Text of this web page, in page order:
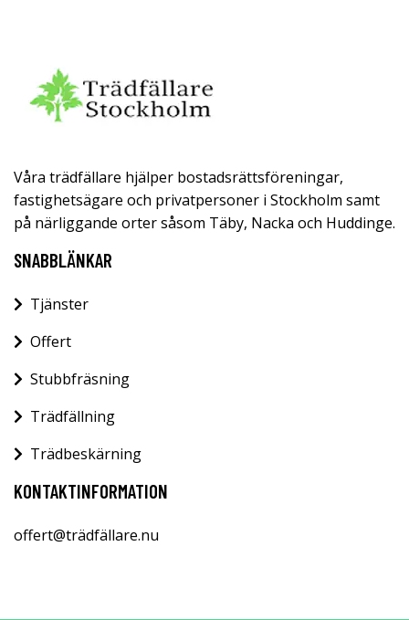
Våra trädfällare hjälper bostadsrättsföreningar,
fastighetsägare och privatpersoner i Stockholm samt
på närliggande orter såsom Täby, Nacka och Huddinge.
SNABBLÄNKAR
Tjänster
Offert
Stubbfräsning
Trädfällning
Trädbeskärning
KONTAKTINFORMATION
offert@trädfällare.nu